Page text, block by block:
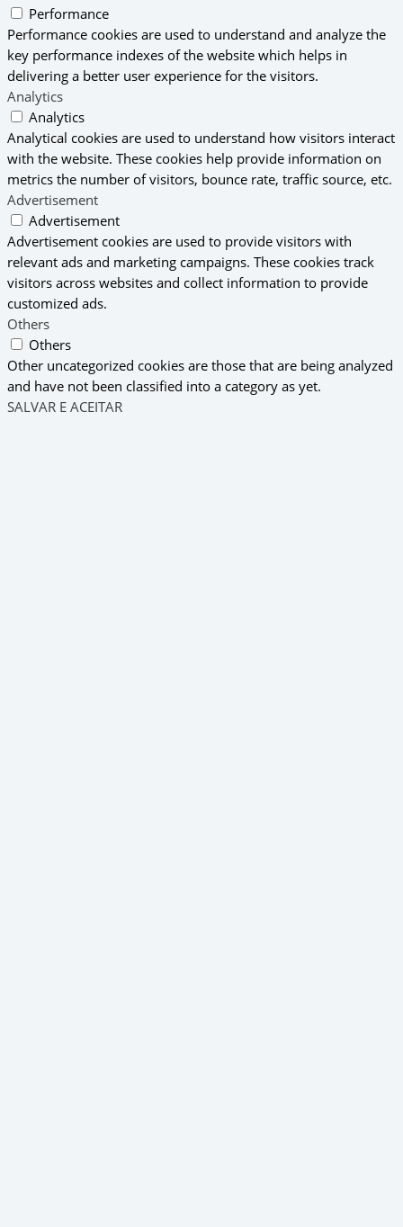
Performance
Performance cookies are used to understand and analyze the
key performance indexes of the website which helps in
delivering a better user experience for the visitors.
Analytics
Analytics
Analytical cookies are used to understand how visitors interact
with the website. These cookies help provide information on
metrics the number of visitors, bounce rate, traffic source, etc.
Advertisement
Advertisement
Advertisement cookies are used to provide visitors with
relevant ads and marketing campaigns. These cookies track
visitors across websites and collect information to provide
customized ads.
Others
Others
Other uncategorized cookies are those that are being analyzed
and have not been classified into a category as yet.
SALVAR E ACEITAR